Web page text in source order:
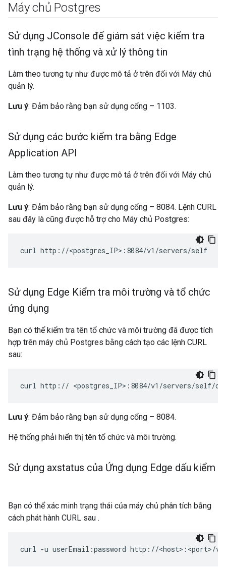
Máy chủ Postgres
Sử dụng JConsole để giám sát việc kiểm tra
tình trạng hệ thống và xử lý thông tin
Làm theo tương tự như được mô tả ở trên đối với Máy chủ
quản lý.
Lưu ý: Đảm bảo rằng bạn sử dụng cổng – 1103.
Sử dụng các bước kiểm tra bằng Edge
Application API
Làm theo tương tự như được mô tả ở trên đối với Máy chủ
quản lý.
Lưu ý: Đảm bảo rằng bạn sử dụng cổng – 8084. Lệnh CURL
sau đây là cũng được hỗ trợ cho Máy chủ Postgres:
curl http://<postgres_IP>:8084/v1/servers/self
Sử dụng Edge Kiểm tra môi trường và tổ chức
ứng dụng
Bạn có thể kiểm tra tên tổ chức và môi trường đã được tích
hợp trên máy chủ Postgres bằng cách tạo các lệnh CURL
sau:
curl http:// <postgres_IP>:8084/v1/servers/self/
Lưu ý: Đảm bảo rằng bạn sử dụng cổng – 8084.
Hệ thống phải hiển thị tên tổ chức và môi trường.
Sử dụng axstatus của Ứng dụng Edge dấu kiểm
Bạn có thể xác minh trạng thái của máy chủ phân tích bằng
cách phát hành CURL sau .
curl -u userEmail:password http://<host>:<port>/v1/